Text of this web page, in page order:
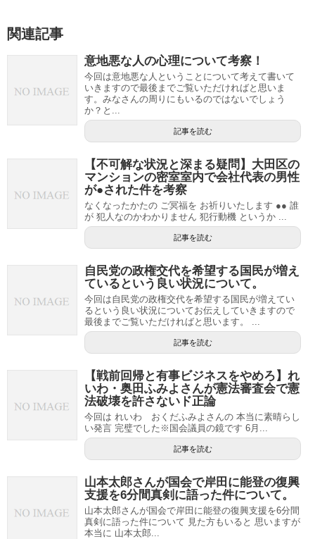
関連記事
意地悪な人の心理について考察！
今回は意地悪な人ということについて考えて書いて
いきますので最後までご覧いただければと思いま
す。みなさんの周りにもいるのではないでしょう
か？と...
記事を読む
【不可解な状況と深まる疑問】大田区の
マンションの密室室内で会社代表の男性
が●された件を考察
なくなったかたの ご冥福を お祈りいたします ●● 誰
が 犯人なのかわかりません 犯行動機 というか ...
記事を読む
自民党の政権交代を希望する国民が増え
ているという良い状況について。
今回は自民党の政権交代を希望する国民が増えてい
るという良い状況についてお伝えしていきますので
最後までご覧いただければと思います。 ...
記事を読む
【戦前回帰と有事ビジネスをやめろ】れ
いわ・奥田ふみよさんが憲法審査会で憲
法破壊を許さないド正論
今回は れいわ おくだふみよさんの 本当に素晴らし
い発言 完璧でした※国会議員の鏡です 6月...
記事を読む
山本太郎さんが国会で岸田に能登の復興
支援を6分間真剣に語った件について。
山本太郎さんが国会で岸田に能登の復興支援を6分間
真剣に語った件について 見た方もいると 思いますが
本当に 山本太郎...